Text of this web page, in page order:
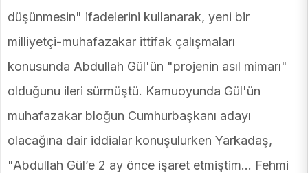
düşünmesin" ifadelerini kullanarak, yeni bir
milliyetçi-muhafazakar ittifak çalışmaları
konusunda Abdullah Gül'ün "projenin asıl mimarı"
olduğunu ileri sürmüştü. Kamuoyunda Gül'ün
muhafazakar bloğun Cumhurbaşkanı adayı
olacağına dair iddialar konuşulurken Yarkadaş,
"Abdullah Gül’e 2 ay önce işaret etmiştim… Fehmi